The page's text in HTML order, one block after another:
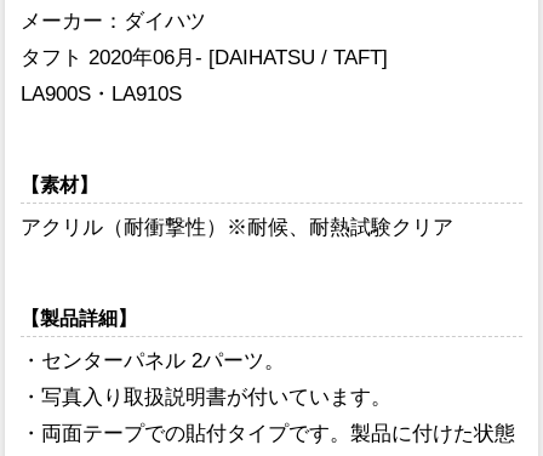
メーカー：ダイハツ
タフト 2020年06月- [DAIHATSU / TAFT]
LA900S・LA910S
【素材】
アクリル（耐衝撃性）※耐候、耐熱試験クリア
【製品詳細】
・センターパネル 2パーツ。
・写真入り取扱説明書が付いています。
・両面テープでの貼付タイプです。製品に付けた状態